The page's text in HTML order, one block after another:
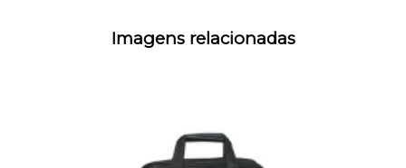
Imagens relacionadas